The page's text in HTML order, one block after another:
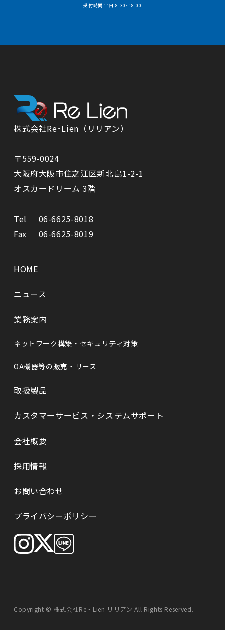
受付時間 平⽇ 8:30~18:00
株式会社Re･Lien（リリアン）
〒559-0024
⼤阪府⼤阪市住之江区新北島1-2-1
オスカードリーム 3階
Tel
06-6625-8018
Fax
06-6625-8019
HOME
ニュース
業務案内
ネットワーク構築・セキュリティ対策
OA機器等の販売・リース
取扱製品
カスタマーサービス・システムサポート
会社概要
採⽤情報
お問い合わせ
プライバシーポリシー
Copyright © 株式会社Re・Lien リリアン All Rights Reserved.